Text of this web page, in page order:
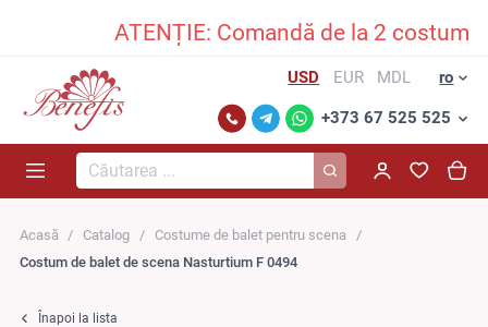
ATENȚIE: Comandă de la 2 costume în
USD EUR MDL ro
+373 67 525 525
Căutarea...
Acasă Catalog
Costume de balet pentru scena
Costum de balet de scena Nasturtium F 0494
Înapoi la lista